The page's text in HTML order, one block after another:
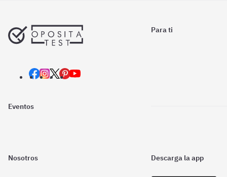
Para ti
Eventos
Nosotros Descarga la app